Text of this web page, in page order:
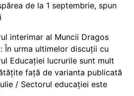
de la 1 septembrie, spun
interimar al Muncii Dragos
În urma ultimelor discuții cu
Educației lucrurile sunt mult
față de varianta publicată
/ Sectorul educației este